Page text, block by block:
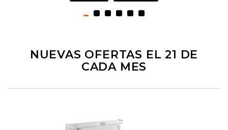
NUEVAS OFERTAS EL 21 DE
CADA MES